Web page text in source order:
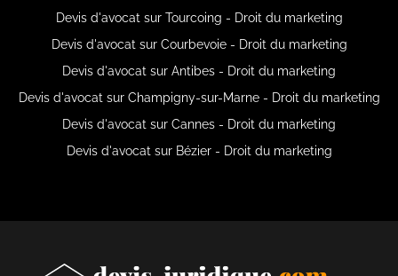
Devis d'avocat sur Tourcoing - Droit du marketing
Devis d'avocat sur Courbevoie - Droit du marketing
Devis d'avocat sur Antibes - Droit du marketing
Devis d'avocat sur Champigny-sur-Marne - Droit du marketing
Devis d'avocat sur Cannes - Droit du marketing
Devis d'avocat sur Bézier - Droit du marketing